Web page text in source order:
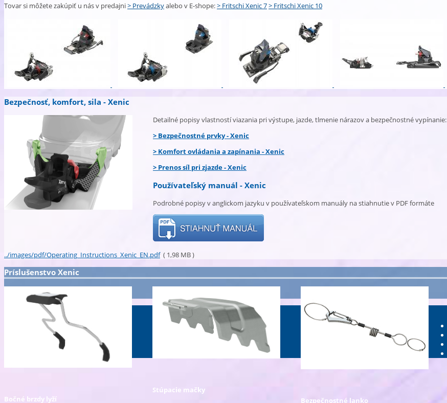
Tovar si môžete zakúpiť u nás v predajni> Prevádzkyalebo v E-shope:> Fritschi Xenic 7> Fritschi Xenic 10
Bezpečnosť, komfort, sila - Xenic
Detailné popisy vlastností viazania pri výstupe, jazde, tlmenie nárazov a bezpečnostné vypínanie:
> Bezpečnostné prvky - Xenic
> Komfort ovládania a zapínania - Xenic
> Prenos síl pri zjazde - Xenic
Používateľský manuál - Xenic
Podrobné popisy v anglickom jazyku v používateľskom manuály na stiahnutie v PDF formáte
../images/pdf/Operating_Instructions_Xenic_EN.pdf( 1,98 MB )
Príslušenstvo Xenic
Bočné brzdy lyží
Stúpacie mačky
Bezpečnostné lanko